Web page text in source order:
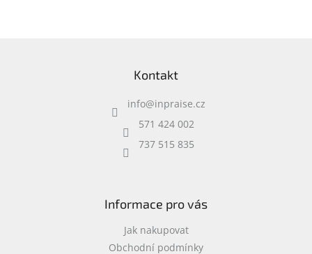
Kontakt
info@inpraise.cz
571 424 002
737 515 835
Informace pro vás
Jak nakupovat
Obchodní podmínky